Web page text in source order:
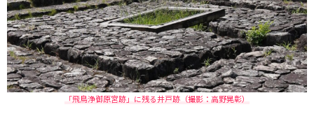
「飛鳥浄御原宮跡」に残る井戸跡（撮影：高野晃彰）